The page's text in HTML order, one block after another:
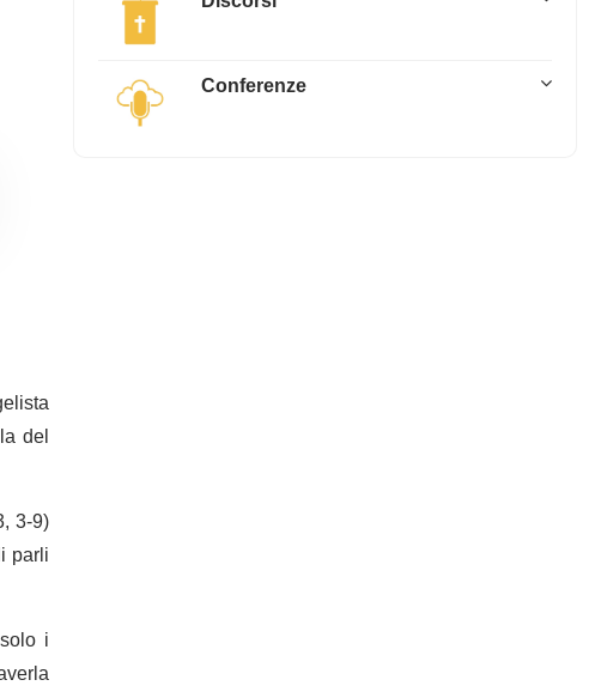
del
3-9)
parli
i
Conferenze